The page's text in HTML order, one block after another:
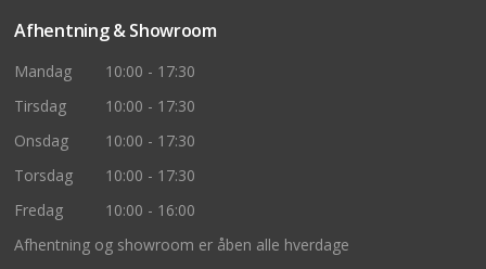
Afhentning & Showroom
Mandag
10:00 - 17:30
Tirsdag
10:00 - 17:30
Onsdag
10:00 - 17:30
Torsdag
10:00 - 17:30
Fredag
10:00 - 16:00
Afhentning og showroom er åben alle hverdage